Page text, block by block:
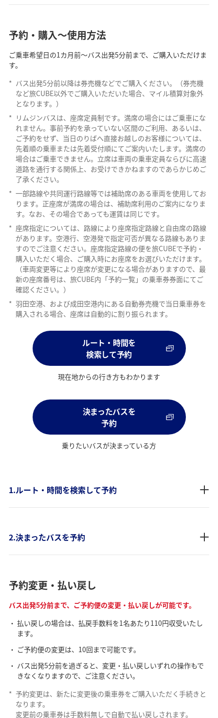
予約・購入～使用方法
ご乗車希望日の1カ月前～バス出発5分前まで、ご購入いただけま
す。
* バス出発5分前以降は券売機などでご購入ください。（券売機
など旅CUBE以外でご購入いただいた場合、マイル積算対象外
となります。）
* リムジンバスは、座席定員制です。満席の場合にはご乗車にな
れません。事前予約を承っていない区間のご利用、あるいは、
ご予約をせず、当日のりばへ直接お越しのお客様については、
先着順の乗車または先着受付順にてご案内いたします。満席の
場合はご乗車できません。立席は車両の乗車定員ならびに高速
道路を通行する関係上、お受けできかねますのであらかじめご
了承ください。
* 一部路線や共同運行路線等では補助席のある車両を使用してお
ります。正座席が満席の場合は、補助席利用のご案内になりま
す。なお、その場合であっても運賃は同じです。
* 座席指定については、路線により座席指定路線と自由席の路線
があります。空港行、空港発で指定可否が異なる路線もありま
すのでご注意ください。座席指定路線の便を旅CUBEで予約・
購入いただく場合、ご購入時にお座席をお選びいただけます。
（車両変更等により座席が変更になる場合がありますので、最
新の座席番号は、旅CUBE内「予約一覧」の乗車券券面にてご
確認ください。）
* 羽田空港、および成田空港内にある自動券売機で当日乗車券を
購入される場合、座席は自動的に割り振られます。
ルート・時間を
検索して予約
現在地からの行き方もわかります
決まったバスを
予約
乗りたいバスが決まっている方
1.ルート・時間を検索して予約
2.決まったバスを予約
予約変更・払い戻し
バス出発5分前まで、ご予約便の変更・払い戻しが可能です。
払い戻しの場合は、払戻手数料を1名あたり110円収受いたし
ます。
ご予約便の変更は、10回まで可能です。
バス出発5分前を過ぎると、変更・払い戻しいずれの操作もで
きなくなりますので、ご注意ください。
* 予約変更は、新たに変更後の乗車券をご購入いただく手続きと
なります。
変更前の乗車券は手数料無しで自動で払い戻しされます。